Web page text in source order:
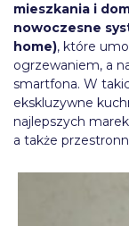
mieszkania i
nowoczesne
home), które
ogrzewaniem, a
smartfona. W
ekskluzywne
najlepszych
a także